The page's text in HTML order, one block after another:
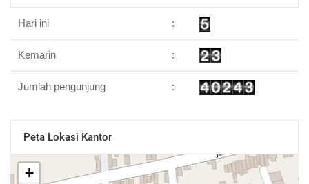
Hari ini :
Kemarin :
Jumlah pengunjung :
Peta Lokasi Kantor
+